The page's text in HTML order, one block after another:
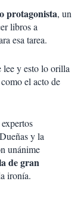
protagonista, un
libros a
esa tarea.
lee y esto lo orilla
el acto de
y la
unánime
de gran
ironía.